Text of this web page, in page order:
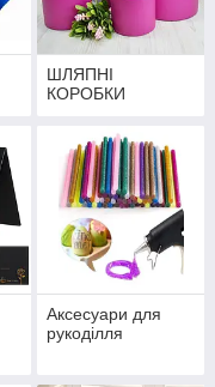
ШЛЯПНІ
КОРОБКИ
Аксесуари для
рукоділля